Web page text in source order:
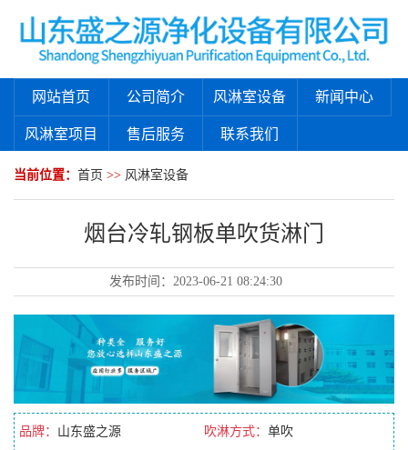
网站首页 公司简介 风淋室设备 新闻中心
风淋室项目 售后服务 联系我们
当前位置： 首页 >> 风淋室设备
烟台冷轧钢板单吹货淋门
发布时间： 2023-06-21 08:24:30
品牌： 山东盛之源 吹淋方式： 单吹